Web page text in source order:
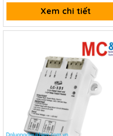
Xem chi tiết